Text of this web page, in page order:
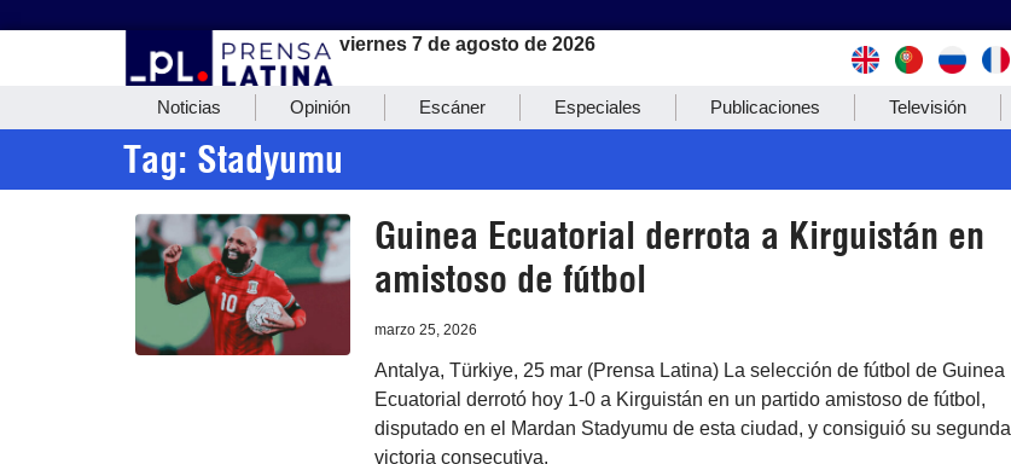
viernes 7 de agosto de 2026
Noticias Opinión Escáner Especiales Publicaciones Televisión
Tag: Stadyumu
Guinea Ecuatorial derrota a Kirguistán en
amistoso de fútbol
marzo 25, 2026
Antalya, Türkiye, 25 mar (Prensa Latina) La selección de fútbol de Guinea
Ecuatorial derrotó hoy 1-0 a Kirguistán en un partido amistoso de fútbol,
disputado en el Mardan Stadyumu de esta ciudad, y consiguió su segunda
victoria consecutiva.